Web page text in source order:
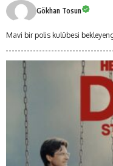
Gökhan Tosun
Mavi bir polis kulübesi